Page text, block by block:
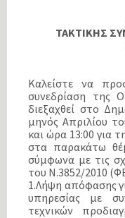
ΤΑΚΤΙΚΗΣ
Καλείστε να
συνεδρίαση της
διεξαχθεί στο
μηνός Απριλίου
και ώρα 13:00 για
στα παρακάτω
σύμφωνα με τις
του Ν.3852/2010
1.Λήψη απόφασης
υπηρεσίας με
τεχνικών